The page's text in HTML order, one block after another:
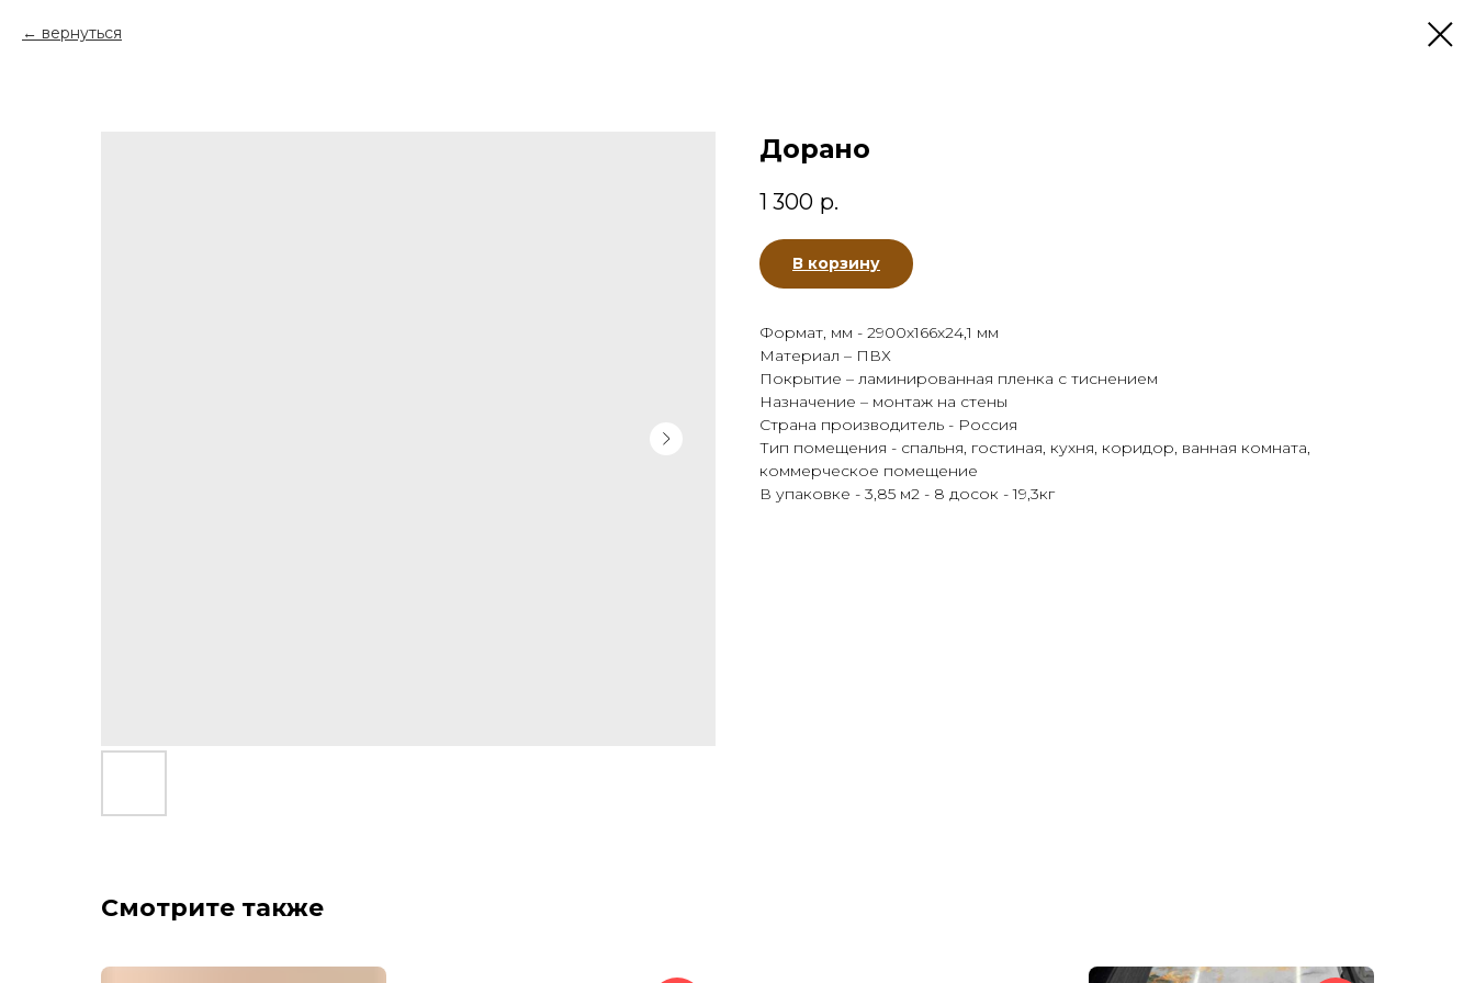
вернуться
Дорано
1 300 р.
В корзину
Формат, мм - 2900х166х24,1 мм
Материал – ПВХ
Покрытие – ламинированная пленка с тиснением
Назначение – монтаж на стены
Страна производитель - Россия
Тип помещения - спальня, гостиная, кухня, коридор, ванная комната,
коммерческое помещение
В упаковке - 3,85 м2 - 8 досок - 19,3кг
Смотрите также